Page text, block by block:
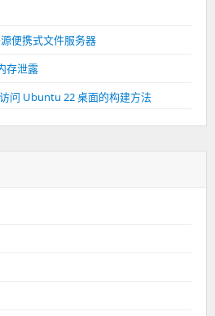
便携式文件服务器
存泄露
问 Ubuntu 22 桌面的构建方法